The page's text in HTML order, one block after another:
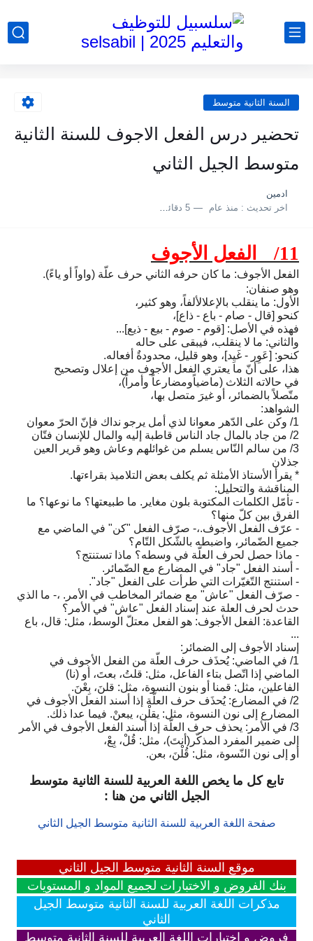
السنة الثانية متوسط
تحضير درس الفعل الاجوف للسنة الثانية
متوسط الجيل الثاني
ادمين
اخر تحديث : منذ عام 5 دقائق للقراءة
11/ الفعل الأجوف
الفعل الأجوف: ما كان حرفه الثاني حرف علّة (واواً أو ياءً).
وهو صنفان:
الأول: ما ينقلب بالإعلالألفاً، وهو كثير،
كنحو [قال - صام - باع - ذاع]،
فهذه في الأصل: [قوم - صوم - بيع - ذيع]...
والثاني: ما لا ينقلب، فيبقى على حاله
كنحو: [عَوِر - غَيِد]، وهو قليل، محدودةٌ أفعاله.
هذا، على أنّ ما يعتري الفعل الأجوف من إعلال وتصحيح
في حالاته الثلاث (ماضياًومضارعاً وأمراً)،
متّصلاً بالضمائر، أو غيرَ متصل بها،
الشواهد:
1/ وكن على الدّهر معوانا لذي أمل يرجو نداك فإنّ الحرّ معوان
2/ من جاد بالمال جاد الناس قاطبة إليه والمال للإنسان فتّان
3/ من سالم النّاس يسلم من غوائلهم وعاش وهو قرير العين
جذلان
* يقرأ الأستاذ الأمثلة ثم يكلف بعض التلاميذ بقراءتها.
المناقشة والتحليل:
- تأمّل الكلمات المكتوبة بلون مغاير. ما طبيعتها؟ ما نوعها؟ ما
الفرق بين كلّ منها؟
- عرّف الفعل الأجوف.،- صرّف الفعل "كن" في الماضي مع
جميع الضّمائر، واضبطه بالشّكل التّام؟
- ماذا حصل لحرف العلّة في وسطه؟ ماذا تستنتج؟
- أسند الفعل "جاد" في المضارع مع الضّمائر.
- استنتج التّغيّرات التي طرأت على الفعل "جاد".
- صرّف الفعل "عاش" مع ضمائر المخاطب في الأمر. ،- ما الذي
حدث لحرف العلة عند إسناد الفعل "عاش" في الأمر؟
القاعدة: الفعل الأجوف: هو الفعل معتلّ الوسط، مثل: قال، باع
...
إسناد الأجوف إلى الضمائر:
1/ في الماضي: يُحذَف حرف العلّة من الفعل الأجوف في
الماضي إذا اتّصل بتاء الفاعل، مثل: قلتُ، بعتَ، أو (نا)
الفاعلين، مثل: قمنا أو بنون النسوة، مثل: قلنَ، بِعْنَ.
2/ في المضارع: يُحذَف حرف العلّة إذا أسند الفعل الأجوف في
المضارع إلى نون النسوة، مثل: يقلْن، يبعنْ. فيما عدا ذلك.
3/ في الأمر: يحذف حرف العلّة إذا أسند الفعل الأجوف في الأمر
إلى ضمير المفرد المذكّر(أنتَ)، مثل: قُلْ، بِعْ،
أو إلى نون النّسوة، مثل: قُلْنَ، بعن.
تابع كل ما يخص اللغة العربية للسنة الثانية متوسط
الجيل الثاني من هنا :
صفحة اللغة العربية للسنة الثانية متوسط الجيل الثاني
موقع السنة الثانية متوسط الجيل الثاني
بنك الفروض و الاختبارات لجميع المواد و المستويات
مذكرات اللغة العربية للسنة الثانية متوسط الجيل
الثاني
فروض و اختبارات اللغة العربية للسنة الثانية متوسط